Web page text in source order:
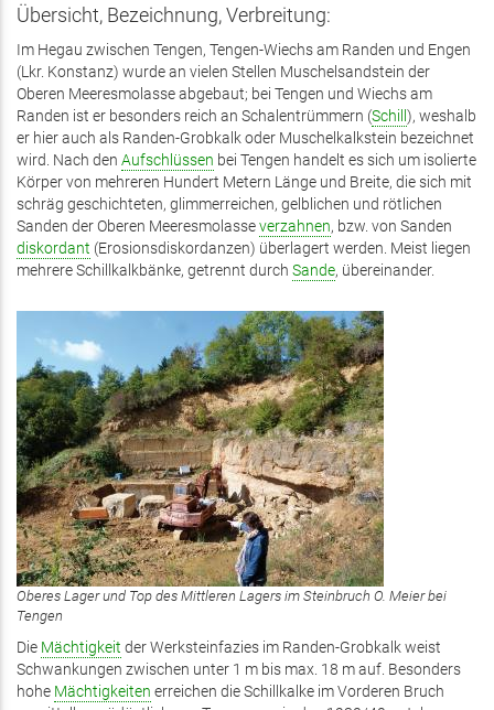
Übersicht, Bezeichnung, Verbreitung:
Im Hegau zwischen Tengen, Tengen-Wiechs am Randen und Engen
(Lkr. Konstanz) wurde an vielen Stellen Muschelsandstein der
Oberen Meeresmolasse abgebaut; bei Tengen und Wiechs am
Randen ist er besonders reich an Schalentrümmern (Schill ), weshalb
er hier auch als Randen-Grobkalk oder Muschelkalkstein bezeichnet
wird. Nach den Aufschlüssen bei Tengen handelt es sich um isolierte
Körper von mehreren Hundert Metern Länge und Breite, die sich mit
schräg geschichteten, glimmerreichen, gelblichen und rötlichen
Sanden der Oberen Meeresmolasseverzahnen, bzw. von Sanden
diskordant (Erosionsdiskordanzen) überlagert werden. Meist liegen
mehrere Schillkalkbänke, getrennt durch Sande, übereinander.
Oberes Lager und Top des Mittleren Lagers im Steinbruch O. Meier bei
Tengen
Die Mächtigkeit der Werksteinfazies im Randen-Grobkalk weist
Schwankungen zwischen unter 1 m bis max. 18 m auf. Besonders
hohe Mächtigkeiten erreichen die Schillkalke im Vorderen Bruch